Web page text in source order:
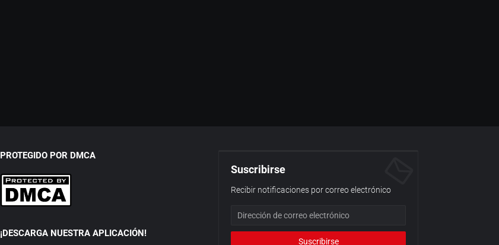
PROTEGIDO POR DMCA
¡DESCARGA NUESTRA APLICACIÓN!
Suscribirse
Recibir notificaciones por correo electrónico